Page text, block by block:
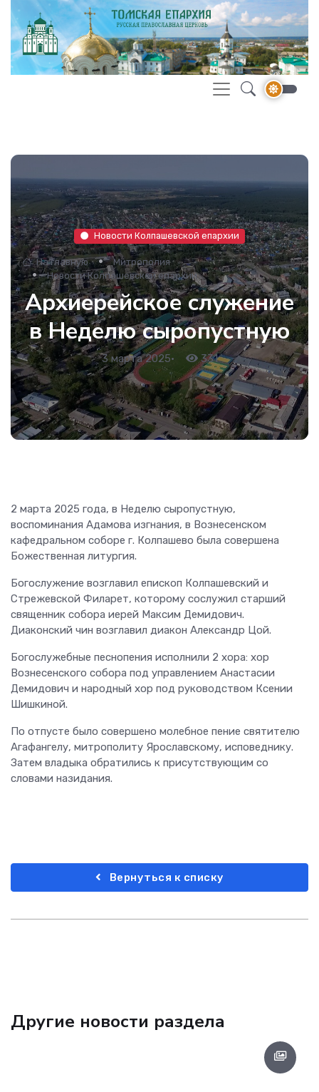
Новости Колпашевской епархии
На главную
Митрополия
Новости Колпашевской епархии
Архиерейское служение
в Неделю сыропустную
3 марта 2025• 331
2 марта 2025 года, в Неделю сыропустную,
воспоминания Адамова изгнания, в Вознесенском
кафедральном соборе г. Колпашево была совершена
Божественная литургия.
Богослужение возглавил епископ Колпашевский и
Стрежевской Филарет, которому сослужил старший
священник собора иерей Максим Демидович.
Диаконский чин возглавил диакон Александр Цой.
Богослужебные песнопения исполнили 2 хора: хор
Вознесенского собора под управлением Анастасии
Демидович и народный хор под руководством Ксении
Шишкиной.
По отпусте было совершено молебное пение святителю
Агафангелу, митрополиту Ярославскому, исповеднику.
Затем владыка обратились к присутствующим со
словами назидания.
Вернуться к списку
Другие новости раздела